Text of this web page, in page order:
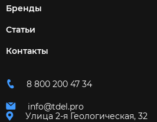
Бренды
Статьи
Контакты
8 800 200 47 34
info@tdel.pro
Улица 2-я Геологическая, 32